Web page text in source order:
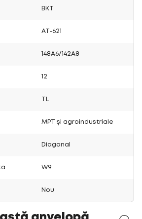
BKT
AT-621
148A6/142A8
12
MPT și agroindustriale
Diagonal
W9
Nou